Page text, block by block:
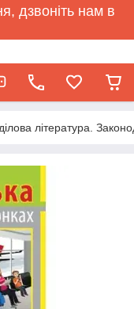
дзвоніть нам в
література.